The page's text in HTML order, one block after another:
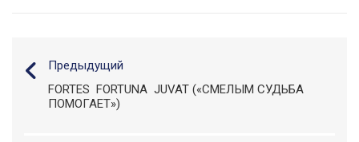
Предыдущий
FORTES FORTUNA JUVAT («СМЕЛЫМ СУДЬБА
ПОМОГАЕТ»)